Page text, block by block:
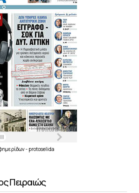
- protoselida
Πειραιώς